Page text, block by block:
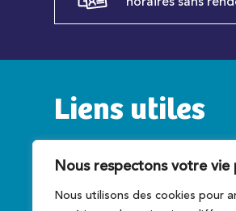
Nous respectons votre vie
Nous utilisons des cookies pour
Liens utiles
Service public
Préfecture du Calvados